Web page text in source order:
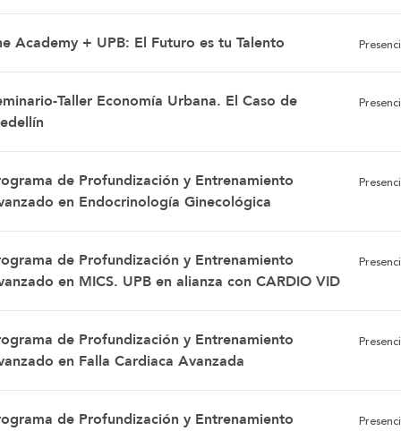
Academy + UPB: El Futuro es tu Talento
Taller Economía Urbana. El Caso de
de Profundización y Entrenamiento
en Endocrinología Ginecológica
de Profundización y Entrenamiento
en MICS. UPB en alianza con CARDIO VID
de Profundización y Entrenamiento
en Falla Cardiaca Avanzada
de Profundización y Entrenamiento